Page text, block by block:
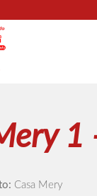
1
Casa Mery